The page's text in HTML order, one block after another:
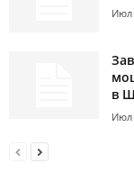
Июл
в
Июл